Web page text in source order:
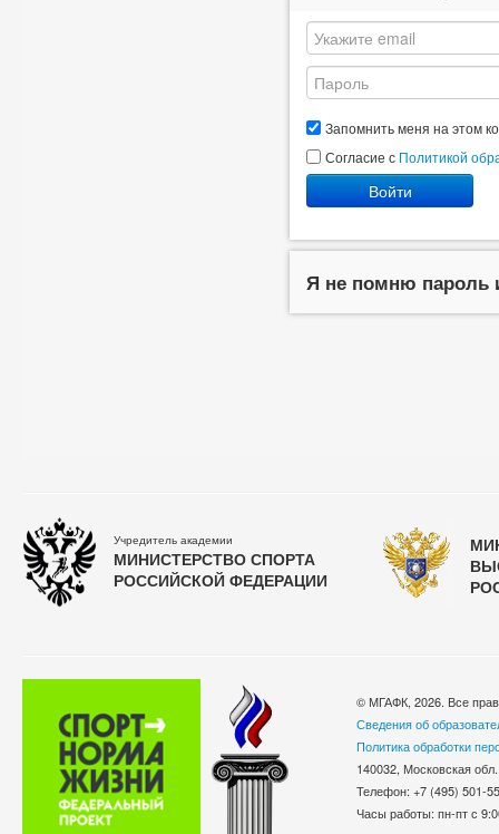
Запомнить меня на этом
Согласие с Политикой
Войти
Я не помню пароль
Учредитель академии
МИНИСТЕРСТВО СПОРТА
РОССИЙСКОЙ ФЕДЕРАЦИИ
© МГАФК, 2026. Все
Сведения об
Политика обработки
140032, Московская
Телефон: +7 (495)
Часы работы: пн-пт с